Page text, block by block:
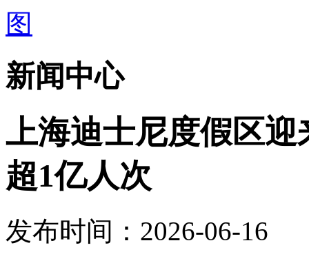
新闻中心
上海迪士尼度假区
超1亿人次
发布时间：2026-06-16